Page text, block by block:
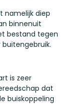
namelijk diep
binnenuit
bestand tegen
is zeer
dat
buiskoppeling